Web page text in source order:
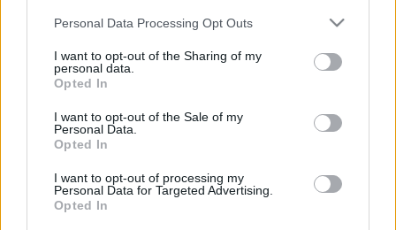
Please note that this website/app uses one or more Google
not limited to your visit or usage behaviour. You may click to
grant or deny consent to Google and its third-party tags to
use your data for below specified purposes in below Google
consent section.
Personal Data Processing Opt Outs
I want to opt-out of the Sharing of my
personal data.
Opted In
I want to opt-out of the Sale of my
Personal Data.
Opted In
I want to opt-out of processing my
Personal Data for Targeted Advertising.
Opted In
Hogyan lehet valakiből bűvész?